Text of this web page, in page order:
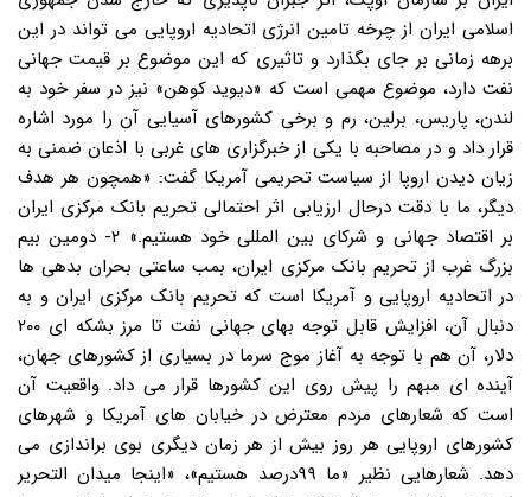
اسلامی ایران از چرخه تامین انرژی اتحادیه اروپایی می تواند در این
برهه زمانی بر جای بگذارد و تاثیری که این موضوع بر قیمت جهانی
نفت دارد، موضوع مهمی است که «دیوید کوهن» نیز در سفر خود به
لندن، پاریس، برلین، رم و برخی کشورهای آسیایی آن را مورد اشاره
قرار داد و در مصاحبه با یکی از خبرگزاری های غربی با اذعان ضمنی به
زیان دیدن اروپا از سیاست تحریمی آمریکا گفت: «همچون هر هدف
دیگر، ما با دقت درحال ارزیابی اثر احتمالی تحریم بانک مرکزی ایران
بر اقتصاد جهانی و شرکای بین المللی خود هستیم.» ۲- دومین بیم
بزرگ غرب از تحریم بانک مرکزی ایران، بمب ساعتی بحران بدهی ها
در اتحادیه اروپایی و آمریکا است که تحریم بانک مرکزی ایران و به
دنبال آن، افزایش قابل توجه بهای جهانی نفت تا مرز بشکه ای ۲۰۰
دلار، آن هم با توجه به آغاز موج سرما در بسیاری از کشورهای جهان،
آینده ای مبهم را پیش روی این کشورها قرار می داد. واقعیت آن
است که شعارهای مردم معترض در خیابان های آمریکا و شهرهای
کشورهای اروپایی هر روز بیش از هر زمان دیگری بوی براندازی می
دهد. شعارهایی نظیر «ما ۹۹درصد هستیم»، «اینجا میدان التحریر